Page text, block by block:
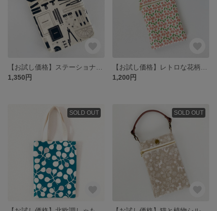
1,350円
1,200円
SOLD OUT SOLD OUT